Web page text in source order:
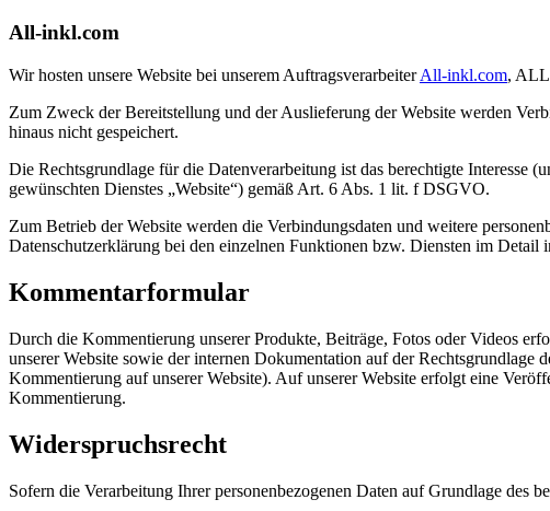
All-inkl.com
Wir hosten unsere Website bei unserem AuftragsverarbeiterAll-inkl.com,
Zum Zweck der Bereitstellung und der Auslieferung der Website werden
hinaus nicht gespeichert.
Die Rechtsgrundlage für die Datenverarbeitung ist das berechtigte
gewünschten Dienstes „Website“) gemäß Art. 6 Abs. 1 lit. f DSGVO.
Zum Betrieb der Website werden die Verbindungsdaten und weitere
Datenschutzerklärung bei den einzelnen Funktionen bzw. Diensten im Detail
Kommentarformular
Durch die Kommentierung unserer Produkte, Beiträge, Fotos oder Videos
unserer Website sowie der internen Dokumentation auf der
Kommentierung auf unserer Website). Auf unserer Website erfolgt eine
Kommentierung.
Widerspruchsrecht
Sofern die Verarbeitung Ihrer personenbezogenen Daten auf Grundlage des